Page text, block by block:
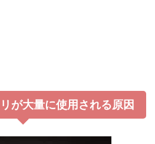
が大量に使用される原因